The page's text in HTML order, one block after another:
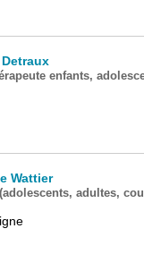
enfants,
Wattier
adultes,